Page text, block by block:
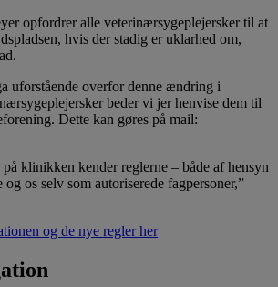
opfordrer alle veterinærsygeplejersker til at
hvis der stadig er uklarhed om,
uforstående overfor denne ændring i
beder vi jer henvise dem til
Dette kan gøres på mail:
klinikken kender reglerne – både af hensyn
os selv som autoriserede fagpersoner,”
og de nye regler her